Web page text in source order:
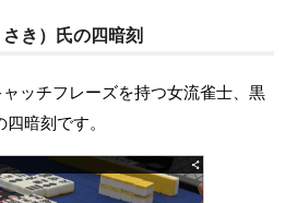
き）氏の四暗刻
ャッチフレーズを持つ女流雀士、黒
暗刻です。